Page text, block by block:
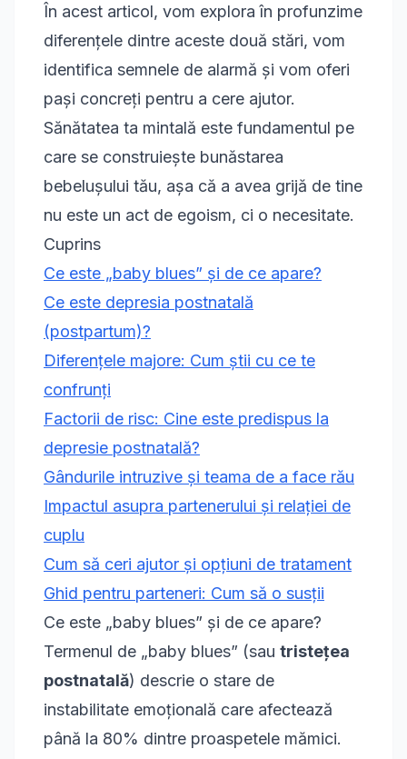
În acest articol, vom explora în profunzime
diferențele dintre aceste două stări, vom
identifica semnele de alarmă și vom oferi
pași concreți pentru a cere ajutor.
Sănătatea ta mintală este fundamentul pe
care se construiește bunăstarea
bebelușului tău, așa că a avea grijă de tine
nu este un act de egoism, ci o necesitate.
Cuprins
Ce este „baby blues” și de ce apare?
Ce este depresia postnatală
(postpartum)?
Diferențele majore: Cum știi cu ce te
confrunți
Factorii de risc: Cine este predispus la
depresie postnatală?
Gândurile intruzive și teama de a face rău
Impactul asupra partenerului și relației de
cuplu
Cum să ceri ajutor și opțiuni de tratament
Ghid pentru parteneri: Cum să o susții
Ce este „baby blues” și de ce apare?
Termenul de „baby blues” (sau tristețea
postnatală) descrie o stare de
instabilitate emoțională care afectează
până la 80% dintre proaspetele mămici.